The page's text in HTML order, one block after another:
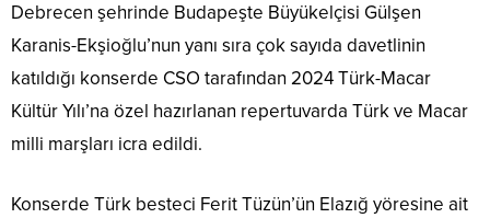
Debrecen şehrinde Budapeşte Büyükelçisi Gülşen
Karanis-Ekşioğlu’nun yanı sıra çok sayıda davetlinin
katıldığı konserde CSO tarafından 2024 Türk-Macar
Kültür Yılı’na özel hazırlanan repertuvarda Türk ve Macar
milli marşları icra edildi.
Konserde Türk besteci Ferit Tüzün’ün Elazığ yöresine ait